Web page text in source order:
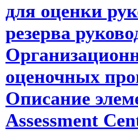
для оценки
резерва
оценочных
Описание
Assessment